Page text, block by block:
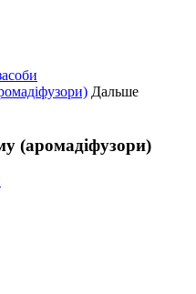
Дальше
(аромадіфузори)